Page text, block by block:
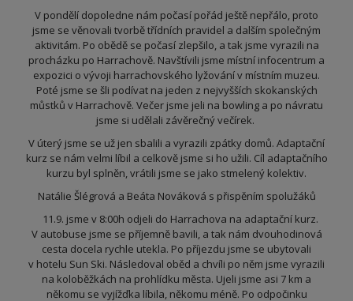
V pondělí dopoledne nám počasí pořád ještě nepřálo, proto
jsme se věnovali tvorbě třídních pravidel a dalším společným
aktivitám. Po obědě se počasí zlepšilo, a tak jsme vyrazili na
procházku po Harrachově. Navštívili jsme místní infocentrum a
expozici o vývoji harrachovského lyžování v místním muzeu.
Poté jsme se šli podívat na jeden z nejvyšších skokanských
můstků v Harrachově. Večer jsme jeli na bowling a po návratu
jsme si udělali závěrečný večírek.
V úterý jsme se už jen sbalili a vyrazili zpátky domů. Adaptační
kurz se nám velmi líbil a celkově jsme si ho užili. Cíl adaptačního
kurzu byl splněn, vrátili jsme se jako stmelený kolektiv.
Natálie Šlégrová a Beáta Nováková s přispěním spolužáků
11.9. jsme v 8:00h odjeli do Harrachova na adaptační kurz.
V autobuse jsme se příjemně bavili, a tak nám dvouhodinová
cesta docela rychle utekla. Po příjezdu jsme se ubytovali
v hotelu Sun Ski. Následoval oběd a chvíli po něm jsme vyrazili
na koloběžkách na prohlídku města. Ujeli jsme asi 7 km a
někomu se vyjížďka líbila, někomu méně. Po odpočinku